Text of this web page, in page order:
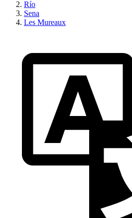
Río
Sena
Les Mureaux